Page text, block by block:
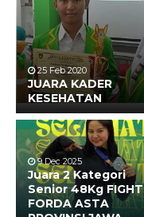
25 Feb 2020
JUARA KADER
KESEHATAN
9 Dec 2025
Juara 2 Kategori
Senior 48Kg FIGHT
FORDA ASTA